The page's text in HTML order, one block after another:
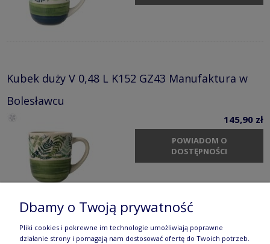
Kubek duży V 0,48 L K152 GZ43 Manufaktura w
Bolesławcu
145,90 zł
POWIADOM O
DOSTĘPNOŚCI
Talerz śniadaniowy Ø 21,5 cm T134 GZ44
Dbamy o Twoją prywatność
Pliki cookies i pokrewne im technologie umożliwiają poprawne
działanie strony i pomagają nam dostosować ofertę do Twoich potrzeb.